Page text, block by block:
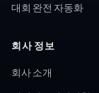
대회 완전 자동화
회사 정보
회사 소개